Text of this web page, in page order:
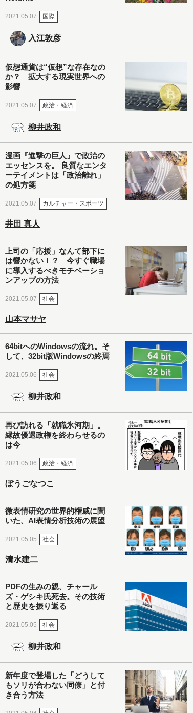
2021.05.07 国際
入江敦彦
仮想通貨は“仮想”な存在なの
か？ 拡大する現実世界への
影響
2021.05.07 政治・経済
柳井政和
漫画『進撃の巨人』で政治の
エッセンスを。 良質なエンタ
ーテイメントは「政治離れ」
の処方箋
2021.05.07 カルチャー・スポーツ
井田 真人
上司の「応援」なんて部下に
は響かない！？ 今すぐ職場
に導入するべきモチベーショ
ンアップの方法
2021.05.07 社会
山本マサヤ
64bitへのWindowsの流れ。そ
して、32bit版Windowsの終焉
2021.05.06 社会
柳井政和
再び訪れる「就職氷河期」。
縁故優遇政権を終わらせるの
は今
2021.05.06 政治・経済
ぼうごなつこ
微表情研究の世界的権威に聞
いた、AI表情分析技術の展望
2021.05.05 社会
清水建二
PDFの生みの親、チャール
ズ・ゲシキ氏死去。その技術
と歴史を振り返る
2021.05.05 社会
柳井政和
新年度で登場した「どうして
もソリが合わない同僚」と付
き合う方法